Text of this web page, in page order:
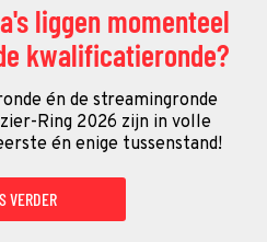
liggen momenteel
kwalificatieronde?
én de streamingronde
Ring 2026 zijn in volle
én enige tussenstand!
VERDER